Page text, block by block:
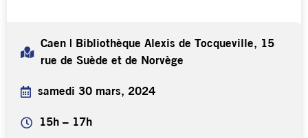
Caen | Bibliothèque Alexis de Tocqueville, 15
rue de Suède et de Norvège
samedi 30 mars, 2024
15h – 17h